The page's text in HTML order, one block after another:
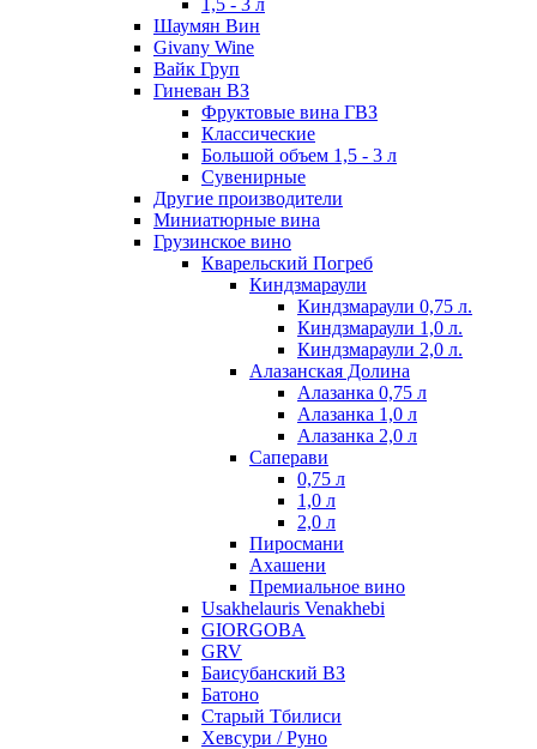
1,5 - 3 л
Шаумян Вин
Givany Wine
Вайк Груп
Гиневан ВЗ
Фруктовые вина ГВЗ
Классические
Большой объем 1,5 - 3 л
Сувенирные
Другие производители
Миниатюрные вина
Грузинское вино
Кварельский Погреб
Киндзмараули
Киндзмараули 0,75 л.
Киндзмараули 1,0 л.
Киндзмараули 2,0 л.
Алазанская Долина
Алазанка 0,75 л
Алазанка 1,0 л
Алазанка 2,0 л
Саперави
0,75 л
1,0 л
2,0 л
Пиросмани
Ахашени
Премиальное вино
Usakhelauris Venakhebi
GIORGOBA
GRV
Баисубанский ВЗ
Батоно
Старый Тбилиси
Хевсури / Руно